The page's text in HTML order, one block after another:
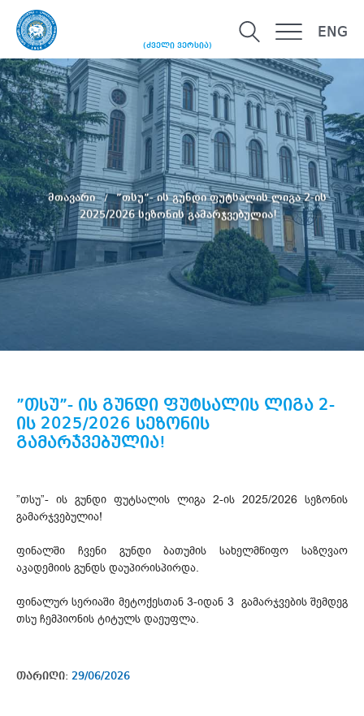
(ძველი ვერსია)
ENG
მთავარი
”თსუ”- ის გუნდი ფუტსალის ლიგა 2-ის
2025/2026 სეზონის გამარჯვებულია!
”თსუ”- ის გუნდი ფუტსალის ლიგა 2-
ის 2025/2026 სეზონის
გამარჯვებულია!
”თსუ”- ის გუნდი ფუტსალის ლიგა 2-ის 2025/2026 სეზონის
გამარჯვებულია!
ფინალში ჩვენი გუნდი ბათუმის სახელმწიფო საზღვაო
აკადემიის გუნდს დაუპირისპირდა.
ფინალურ სერიაში მეტოქესთან 3-იდან 3 გამარჯვების შემდეგ
თსუ ჩემპიონის ტიტულს დაეუფლა.
თარიღი: 29/06/2026